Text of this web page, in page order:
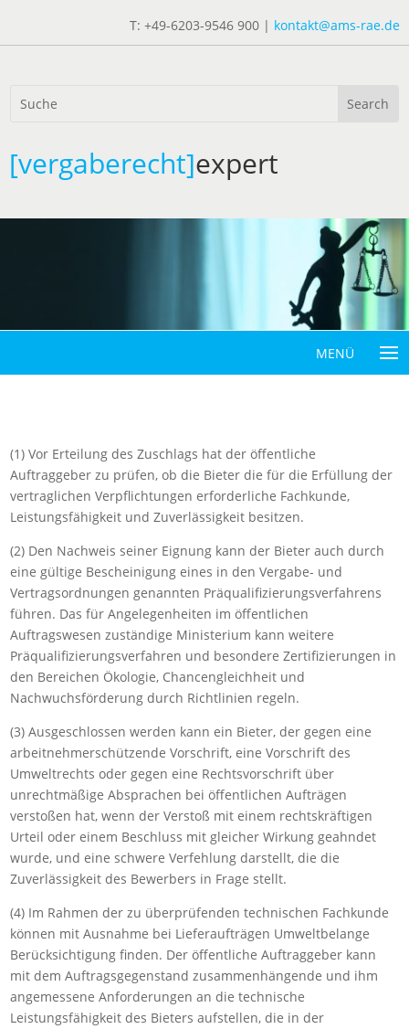
T: +49-6203-9546 900 | kontakt@ams-rae.de
[vergaberecht]expert
(1) Vor Erteilung des Zuschlags hat der öffentliche
Auftraggeber zu prüfen, ob die Bieter die für die Erfüllung der
vertraglichen Verpflichtungen erforderliche Fachkunde,
Leistungsfähigkeit und Zuverlässigkeit besitzen.
(2) Den Nachweis seiner Eignung kann der Bieter auch durch
eine gültige Bescheinigung eines in den Vergabe- und
Vertragsordnungen genannten Präqualifizierungsverfahrens
führen. Das für Angelegenheiten im öffentlichen
Auftragswesen zuständige Ministerium kann weitere
Präqualifizierungsverfahren und besondere Zertifizierungen in
den Bereichen Ökologie, Chancengleichheit und
Nachwuchsförderung durch Richtlinien regeln.
(3) Ausgeschlossen werden kann ein Bieter, der gegen eine
arbeitnehmerschützende Vorschrift, eine Vorschrift des
Umweltrechts oder gegen eine Rechtsvorschrift über
unrechtmäßige Absprachen bei öffentlichen Aufträgen
verstoßen hat, wenn der Verstoß mit einem rechtskräftigen
Urteil oder einem Beschluss mit gleicher Wirkung geahndet
wurde, und eine schwere Verfehlung darstellt, die die
Zuverlässigkeit des Bewerbers in Frage stellt.
(4) Im Rahmen der zu überprüfenden technischen Fachkunde
können mit Ausnahme bei Lieferaufträgen Umweltbelange
Berücksichtigung finden. Der öffentliche Auftraggeber kann
mit dem Auftragsgegenstand zusammenhängende und ihm
angemessene Anforderungen an die technische
Leistungsfähigkeit des Bieters aufstellen, die in der